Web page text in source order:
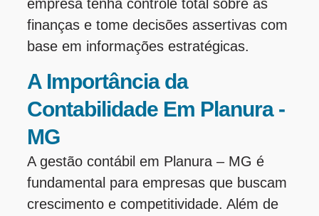
empresa tenha controle total sobre as
finanças e tome decisões assertivas com
base em informações estratégicas.
A Importância da
Contabilidade Em Planura -
MG
A gestão contábil em Planura – MG é
fundamental para empresas que buscam
crescimento e competitividade. Além de